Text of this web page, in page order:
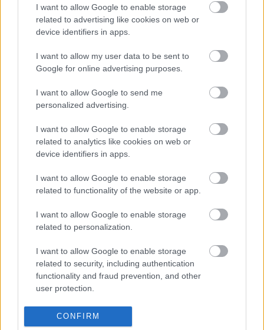
I want to allow Google to enable storage
related to advertising like cookies on web or
device identifiers in apps.
I want to allow my user data to be sent to
Google for online advertising purposes.
I want to allow Google to send me
personalized advertising.
I want to allow Google to enable storage
related to analytics like cookies on web or
device identifiers in apps.
I want to allow Google to enable storage
related to functionality of the website or app.
I want to allow Google to enable storage
related to personalization.
I want to allow Google to enable storage
related to security, including authentication
functionality and fraud prevention, and other
user protection.
CONFIRM
Creating @bjork’s custom #Gucci gown for her new single
#TheGate. The design by #AlessandroMichele took
approximately 550 hours to make, and an additional 320
hours for the embroidery. The dress’s fabrics include 5
meters of pleated iridescent PVC plastic material, 3 meters of
PVC iridescent strips and 20 meters of pleated lurex organza.
#AlessandroMichele also collaborated as the film’s creative
6pm at The Store Studios in London, free public admission.
From Monday 5am GMT @nowness will screen #björk’s video
Music by Karlheinz Stockhausen: Excerpt from SIRIUS
(CD 26 of the Stockhausen Complete Edition,
www.stockhausenCDs.com) © Stockhausen Foundation for
Music, Germany (www.karlheinzstockhausen.org)
Gucci (@gucci) által megosztott bejegyzés,2017. Szept 15., 23:59 PDT